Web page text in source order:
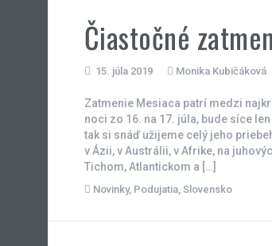
Čiastočné
15. júla 2019 Monika Kubičáková
Zatmenie Mesiaca patrí medzi
noci zo 16. na 17. júla, bude síce
tak si snáď užijeme celý jeho
v Ázii, v Austrálii, v Afrike, na
Tichom, Atlantickom a […]
Novinky, Podujatia, Slovensko